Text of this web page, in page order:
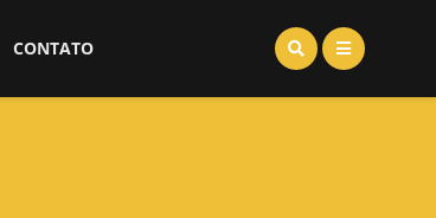
CONTATO